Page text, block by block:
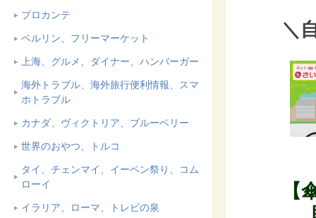
ブロカンテ
ベルリン、フリーマーケット
上海、グルメ、ダイナー、ハンバーガー
海外トラブル、海外旅行便利情報、スマ
ホトラブル
カナダ、ヴィクトリア、ブルーベリー
世界のおやつ、トルコ
タイ、チェンマイ、イーペン祭り、コム
ローイ
イラリア、ローマ、トレビの泉
＼
【